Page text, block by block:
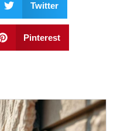
Twitter
Pinterest